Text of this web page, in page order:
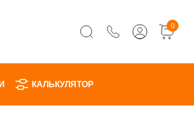
0
КАЛЬКУЛЯТОР